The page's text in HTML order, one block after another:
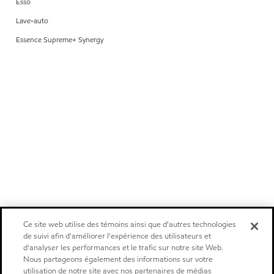
Lave-auto
Essence Supreme+ Synergy
Ce site web utilise des témoins ainsi que d'autres technologies
de suivi afin d'améliorer l'expérience des utilisateurs et
d'analyser les performances et le trafic sur notre site Web.
Nous partageons également des informations sur votre
utilisation de notre site avec nos partenaires de médias